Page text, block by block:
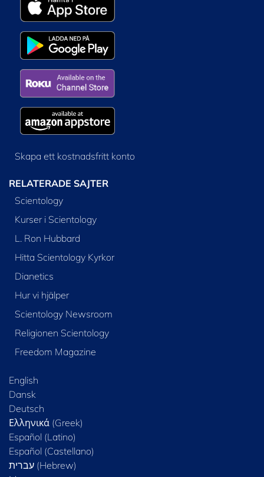
Skapa ett kostnadsfritt konto
RELATERADE SAJTER
Scientology
Kurser i Scientology
L. Ron Hubbard
Hitta Scientology Kyrkor
Dianetics
Hur vi hjälper
Scientology Newsroom
Religionen Scientology
Freedom Magazine
English
Dansk
Deutsch
Ελληνικά (Greek)
Español (Latino)
Español (Castellano)